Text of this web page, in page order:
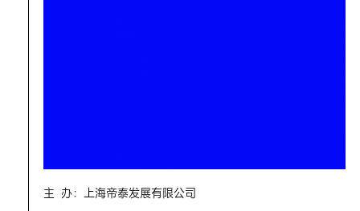
主 办：上海帝泰发展有限公司